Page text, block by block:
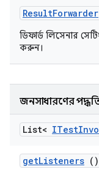
ResultForwarder
ডিফার্ড লিসেনার
করুন।
জনসাধারণের
List< ITest
getListeners ()